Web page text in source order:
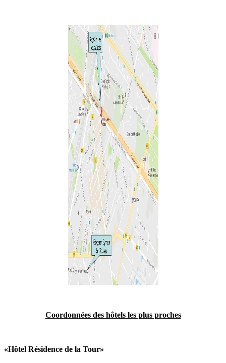
Coordonnées des hôtels les plus proches
«Hôtel Résidence de la Tour»